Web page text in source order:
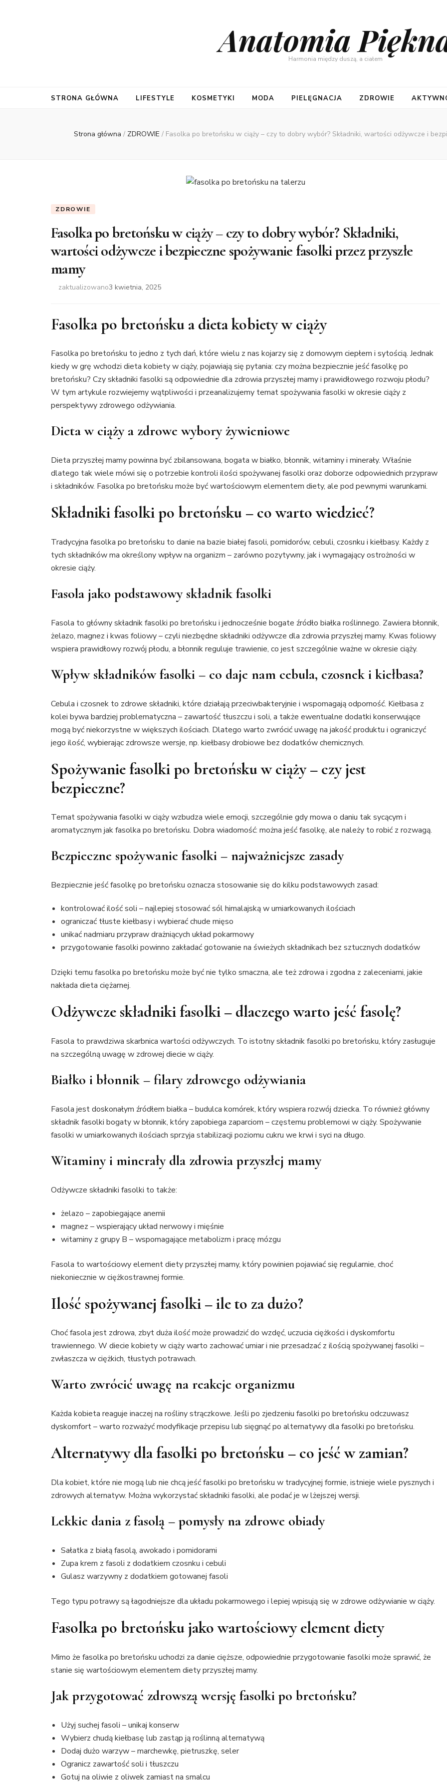
Anatomia
Harmonia między duszą, a ciałem
STRONA GŁÓWNA LIFESTYLE KOSMETYKI MODA PIELĘGNACJA ZDROWIE
Strona główna / ZDROWIE / Fasolka po bretońsku w ciąży – czy to dobry wybór? Składniki, wartości odżywcze i
ZDROWIE
Fasolka po bretońsku w ciąży – czy to dobry wybór? Składniki,
wartości odżywcze i bezpieczne spożywanie fasolki przez przyszłe
mamy
zaktualizowano3 kwietnia, 2025
Fasolka po bretońsku a dieta kobiety w ciąży
Fasolka po bretońsku to jedno z tych dań, które wielu z nas kojarzy się z domowym ciepłem i sytością. Jednak
kiedy w grę wchodzi dieta kobiety w ciąży, pojawiają się pytania: czy można bezpiecznie jeść fasolkę po
bretońsku? Czy składniki fasolki są odpowiednie dla zdrowia przyszłej mamy i prawidłowego rozwoju płodu?
W tym artykule rozwiejemy wątpliwości i przeanalizujemy temat spożywania fasolki w okresie ciąży z
perspektywy zdrowego odżywiania.
Dieta w ciąży a zdrowe wybory żywieniowe
Dieta przyszłej mamy powinna być zbilansowana, bogata w białko, błonnik, witaminy i minerały. Właśnie
dlatego tak wiele mówi się o potrzebie kontroli ilości spożywanej fasolki oraz doborze odpowiednich przypraw
i składników. Fasolka po bretońsku może być wartościowym elementem diety, ale pod pewnymi warunkami.
Składniki fasolki po bretońsku – co warto wiedzieć?
Tradycyjna fasolka po bretońsku to danie na bazie białej fasoli, pomidorów, cebuli, czosnku i kiełbasy. Każdy z
tych składników ma określony wpływ na organizm – zarówno pozytywny, jak i wymagający ostrożności w
okresie ciąży.
Fasola jako podstawowy składnik fasolki
Fasola to główny składnik fasolki po bretońsku i jednocześnie bogate źródło białka roślinnego. Zawiera błonnik,
żelazo, magnez i kwas foliowy – czyli niezbędne składniki odżywcze dla zdrowia przyszłej mamy. Kwas foliowy
wspiera prawidłowy rozwój płodu, a błonnik reguluje trawienie, co jest szczególnie ważne w okresie ciąży.
Wpływ składników fasolki – co daje nam cebula, czosnek i kiełbasa?
Cebula i czosnek to zdrowe składniki, które działają przeciwbakteryjnie i wspomagają odporność. Kiełbasa z
kolei bywa bardziej problematyczna – zawartość tłuszczu i soli, a także ewentualne dodatki konserwujące
mogą być niekorzystne w większych ilościach. Dlatego warto zwrócić uwagę na jakość produktu i ograniczyć
jego ilość, wybierając zdrowsze wersje, np. kiełbasy drobiowe bez dodatków chemicznych.
Spożywanie fasolki po bretońsku w ciąży – czy jest
bezpieczne?
Temat spożywania fasolki w ciąży wzbudza wiele emocji, szczególnie gdy mowa o daniu tak sycącym i
aromatycznym jak fasolka po bretońsku. Dobra wiadomość: można jeść fasolkę, ale należy to robić z rozwagą.
Bezpieczne spożywanie fasolki – najważniejsze zasady
Bezpiecznie jeść fasolkę po bretońsku oznacza stosowanie się do kilku podstawowych zasad:
kontrolować ilość soli – najlepiej stosować sól himalajską w umiarkowanych ilościach
ograniczać tłuste kiełbasy i wybierać chude mięso
unikać nadmiaru przypraw drażniących układ pokarmowy
przygotowanie fasolki powinno zakładać gotowanie na świeżych składnikach bez sztucznych dodatków
Dzięki temu fasolka po bretońsku może być nie tylko smaczna, ale też zdrowa i zgodna z zaleceniami, jakie
nakłada dieta ciężarnej.
Odżywcze składniki fasolki – dlaczego warto jeść fasolę?
Fasola to prawdziwa skarbnica wartości odżywczych. To istotny składnik fasolki po bretońsku, który zasługuje
na szczególną uwagę w zdrowej diecie w ciąży.
Białko i błonnik – filary zdrowego odżywiania
Fasola jest doskonałym źródłem białka – budulca komórek, który wspiera rozwój dziecka. To również główny
składnik fasolki bogaty w błonnik, który zapobiega zaparciom – częstemu problemowi w ciąży. Spożywanie
fasolki w umiarkowanych ilościach sprzyja stabilizacji poziomu cukru we krwi i syci na długo.
Witaminy i minerały dla zdrowia przyszłej mamy
Odżywcze składniki fasolki to także:
żelazo – zapobiegające anemii
magnez – wspierający układ nerwowy i mięśnie
witaminy z grupy B – wspomagające metabolizm i pracę mózgu
Fasola to wartościowy element diety przyszłej mamy, który powinien pojawiać się regularnie, choć
niekoniecznie w ciężkostrawnej formie.
Ilość spożywanej fasolki – ile to za dużo?
Choć fasola jest zdrowa, zbyt duża ilość może prowadzić do wzdęć, uczucia ciężkości i dyskomfortu
trawiennego. W diecie kobiety w ciąży warto zachować umiar i nie przesadzać z ilością spożywanej fasolki –
zwłaszcza w ciężkich, tłustych potrawach.
Warto zwrócić uwagę na reakcje organizmu
Każda kobieta reaguje inaczej na rośliny strączkowe. Jeśli po zjedzeniu fasolki po bretońsku odczuwasz
dyskomfort – warto rozważyć modyfikacje przepisu lub sięgnąć po alternatywy dla fasolki po bretońsku.
Alternatywy dla fasolki po bretońsku – co jeść w zamian?
Dla kobiet, które nie mogą lub nie chcą jeść fasolki po bretońsku w tradycyjnej formie, istnieje wiele pysznych i
zdrowych alternatyw. Można wykorzystać składniki fasolki, ale podać je w lżejszej wersji.
Lekkie dania z fasolą – pomysły na zdrowe obiady
Sałatka z białą fasolą, awokado i pomidorami
Zupa krem z fasoli z dodatkiem czosnku i cebuli
Gulasz warzywny z dodatkiem gotowanej fasoli
Tego typu potrawy są łagodniejsze dla układu pokarmowego i lepiej wpisują się w zdrowe odżywianie w ciąży.
Fasolka po bretońsku jako wartościowy element diety
Mimo że fasolka po bretońsku uchodzi za danie cięższe, odpowiednie przygotowanie fasolki może sprawić, że
stanie się wartościowym elementem diety przyszłej mamy.
Jak przygotować zdrowszą wersję fasolki po bretońsku?
Użyj suchej fasoli – unikaj konserw
Wybierz chudą kiełbasę lub zastąp ją roślinną alternatywą
Dodaj dużo warzyw – marchewkę, pietruszkę, seler
Ogranicz zawartość soli i tłuszczu
Gotuj na oliwie z oliwek zamiast na smalcu